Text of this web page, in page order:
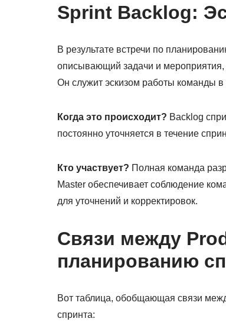
Sprint Backlog:
В результате встречи по
описывающий задачи и мероприятия,
Он служит эскизом работы команды в
Когда это происходит? Backlog
постоянно уточняется в течение
Кто участвует? Полная команда
Master обеспечивает соблюдение
для уточнений и корректировок.
Связи между
планированию
Вот таблица, обобщающая связи
спринта: